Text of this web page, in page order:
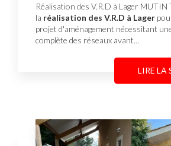
Réalisation des V.R.D à Lager MUTIN
la réalisation des V.R.D à Lager
projet d'aménagement nécessitant
complète des réseaux avant…
LIRE LA